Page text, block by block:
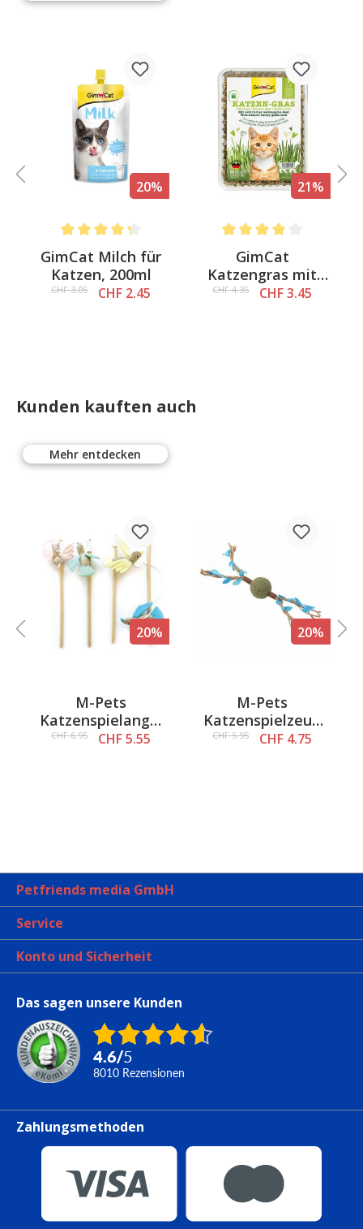
20%
Average rating of 4.3 out of 5 stars
GimCat Milch für
Katzen, 200ml
CHF 3.05 CHF 2.45
21%
Average rating of 4 out of
GimCat
Katzengras mit
natürlicher
CHF 4.35 CHF 3.45
Kunden kauften auch
Mehr entdecken
20%
M-Pets
Katzenspielangel
Vogel, 35cm
CHF 6.95 CHF 5.55
20%
M-Pets
Katzenspielzeug
Branch, Blau,
CHF 5.95 CHF 4.75
Petfriends media GmbH
Service
Konto und Sicherheit
Das sagen unsere Kunden
4.6/5
8010 Rezensionen
Zahlungsmethoden